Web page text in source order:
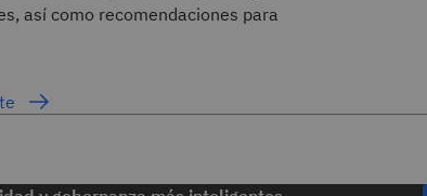
así como recomendaciones para